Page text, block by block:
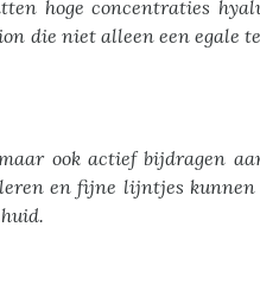
hoge concentraties
die niet alleen een egale
ook actief bijdragen
en fijne lijntjes